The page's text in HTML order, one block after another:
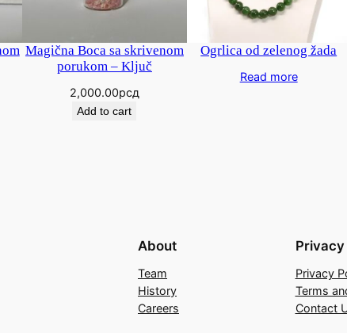
Magična Boca sa skrivenom
porukom – Ključ
2,000.00рсд
Add to cart
Ogrlica od zelenog žada
Read more
About
Team
History
Careers
Privacy
Privacy
Terms
Contact